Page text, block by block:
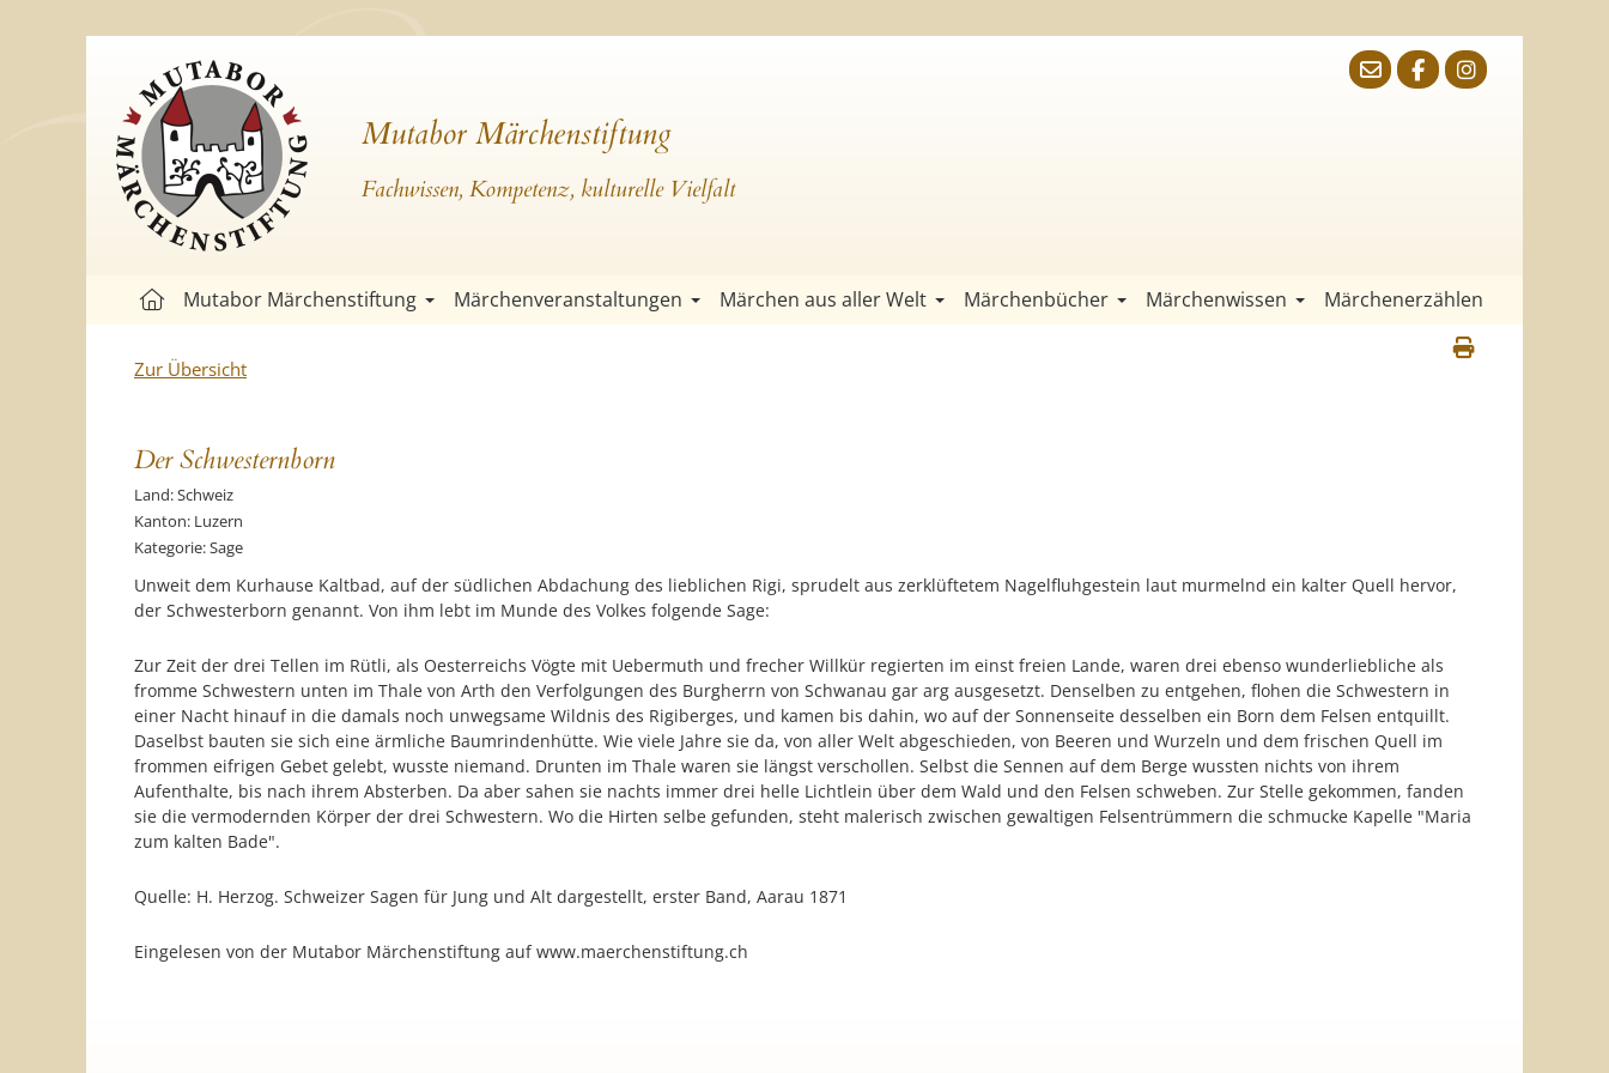
Mutabor Märchenstiftung
Fachwissen, Kompetenz, kulturelle Vielfalt
Mutabor Märchenstiftung Märchenveranstaltungen Märchen aus aller Welt Märchenbücher Märchenwissen Märchenerzählen
Zur Übersicht
Der Schwesternborn
Land: Schweiz
Kanton: Luzern
Kategorie: Sage
Unweit dem Kurhause Kaltbad, auf der südlichen Abdachung des lieblichen Rigi, sprudelt aus zerklüftetem Nagelfluhgestein laut murmelnd ein kalter Quell hervor,
der Schwesterborn genannt. Von ihm lebt im Munde des Volkes folgende Sage:
Zur Zeit der drei Tellen im Rütli, als Oesterreichs Vögte mit Uebermuth und frecher Willkür regierten im einst freien Lande, waren drei ebenso wunderliebliche als
fromme Schwestern unten im Thale von Arth den Verfolgungen des Burgherrn von Schwanau gar arg ausgesetzt. Denselben zu entgehen, flohen die Schwestern in
einer Nacht hinauf in die damals noch unwegsame Wildnis des Rigiberges, und kamen bis dahin, wo auf der Sonnenseite desselben ein Born dem Felsen entquillt.
Daselbst bauten sie sich eine ärmliche Baumrindenhütte. Wie viele Jahre sie da, von aller Welt abgeschieden, von Beeren und Wurzeln und dem frischen Quell im
frommen eifrigen Gebet gelebt, wusste niemand. Drunten im Thale waren sie längst verschollen. Selbst die Sennen auf dem Berge wussten nichts von ihrem
Aufenthalte, bis nach ihrem Absterben. Da aber sahen sie nachts immer drei helle Lichtlein über dem Wald und den Felsen schweben. Zur Stelle gekommen, fanden
sie die vermodernden Körper der drei Schwestern. Wo die Hirten selbe gefunden, steht malerisch zwischen gewaltigen Felsentrümmern die schmucke Kapelle "Maria
zum kalten Bade".
Quelle: H. Herzog. Schweizer Sagen für Jung und Alt dargestellt, erster Band, Aarau 1871
Eingelesen von der Mutabor Märchenstiftung auf www.maerchenstiftung.ch